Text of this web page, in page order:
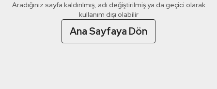
Aradığınız sayfa kaldırılmış, adı değiştirilmiş ya da geçici olarak
kullanım dışı olabilir
Ana Sayfaya Dön